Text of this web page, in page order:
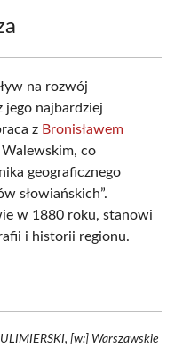
na rozwój
najbardziej
z Bronisławem
Walewskim, co
geograficznego
słowiańskich”.
w 1880 roku, stanowi
i historii regionu.
[w:] Warszawskie